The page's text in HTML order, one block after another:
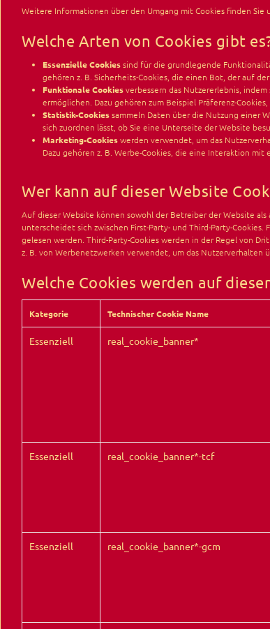
Weitere Informationen über den Umgang mit Cookies finden Sie
Welche Arten von Cookies gibt
Essenzielle Cookiessind für die grundlegende
gehören z. B. Sicherheits-Cookies, die einen Bot, der auf
Funktionale Cookiesverbessern das Nutzererlebnis,
ermöglichen. Dazu gehören zum Beispiel Präferenz-
Statistik-Cookiessammeln Daten über die Nutzung einer
sich zuordnen lässt, ob Sie eine Unterseite der Website
Marketing-Cookieswerden verwendet, um das
Dazu gehören z. B. Werbe-Cookies, die eine Interaktion
Wer kann auf dieser Website
Auf dieser Website können sowohl der Betreiber der Website
unterscheidet sich zwischen First-Party- und Third-Party-
gelesen werden. Third-Party-Cookies werden in der Regel von
z. B. von Werbenetzwerken verwendet, um das Nutzerverhalten
Welche Cookies werden auf
Kategorie Technischer Cookie Name
Essenziell real_cookie_banner*
Essenziell real_cookie_banner*-tcf
Essenziell real_cookie_banner*-gcm